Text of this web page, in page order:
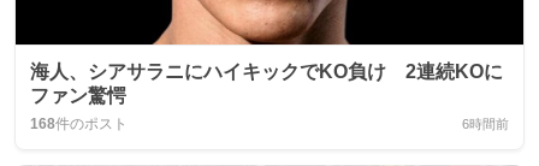
海人、シアサラニにハイキックでKO負け 2連続KOに
ファン驚愕
168件のポスト 6時間前